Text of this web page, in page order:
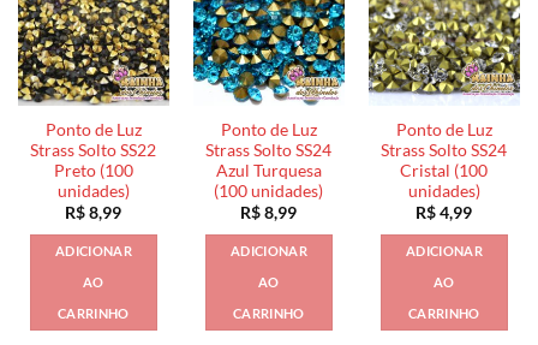
Ponto de Luz
Strass Solto SS22
Preto (100
unidades)
R$8,99
ADICIONAR
AO
CARRINHO
Ponto de Luz
Strass Solto SS24
Azul Turquesa
(100 unidades)
R$8,99
ADICIONAR
AO
CARRINHO
Ponto de Luz
Strass Solto SS24
Cristal (100
unidades)
R$4,99
ADICIONAR
AO
CARRINHO